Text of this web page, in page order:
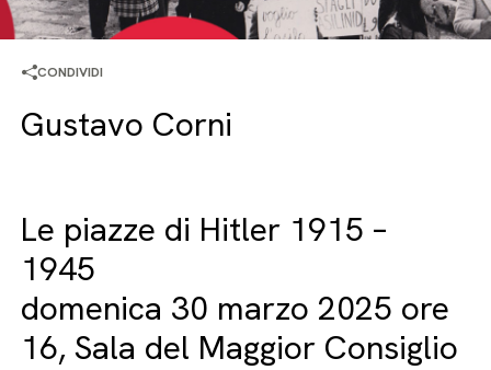
CONDIVIDI
Gustavo Corni
Le piazze di Hitler 1915 –
1945
domenica 30 marzo 2025 ore
16, Sala del Maggior Consiglio